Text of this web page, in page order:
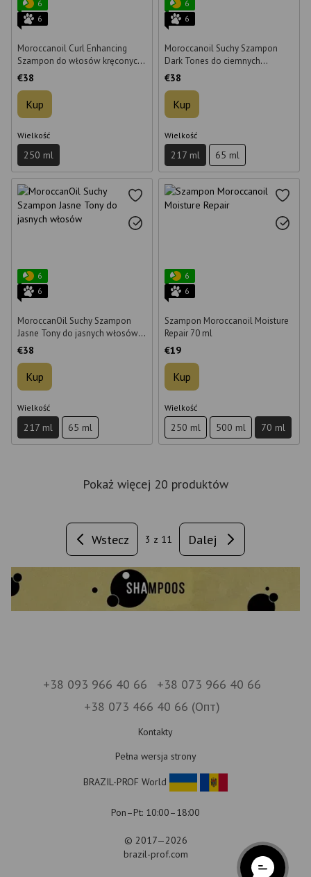
6
6
Moroccanoil Curl Enhancing
Szampon do włosów kręconych
250 ml
€38
Kup
Wielkość
250 ml
6
6
Moroccanoil Suchy Szampon
Dark Tones do ciemnych
włosów 217 ml
€38
Kup
Wielkość
217 ml 65 ml
6
6
MoroccanOil Suchy Szampon
Jasne Tony do jasnych włosów
217 ml
€38
Kup
Wielkość
217 ml 65 ml
6
6
Szampon Moroccanoil Moisture
Repair 70 ml
€19
Kup
Wielkość
250 ml 500 ml 70 ml
Pokaż więcej 20 produktów
Wstecz 3 z 11 Dalej
+38 093 966 40 66
+38 073 966 40 66
+38 073 466 40 66 (Опт)
Kontakty
Pełna wersja strony
BRAZIL-PROF World
Pon–Pt: 10:00–18:00
© 2017—2026
brazil-prof.com